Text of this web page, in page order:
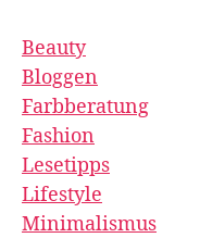
Beauty
Bloggen
Farbberatung
Fashion
Lesetipps
Lifestyle
Minimalismus